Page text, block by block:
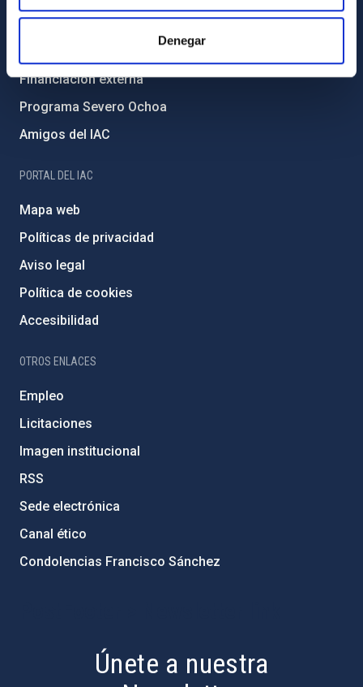
Denegar
Medio Ambiente y Sostenibilidad
Financiación externa
Programa Severo Ochoa
Amigos del IAC
PORTAL DEL IAC
Mapa web
Políticas de privacidad
Aviso legal
Política de cookies
Accesibilidad
OTROS ENLACES
Empleo
Licitaciones
Imagen institucional
RSS
Sede electrónica
Canal ético
Condolencias Francisco Sánchez
Únete a nuestra